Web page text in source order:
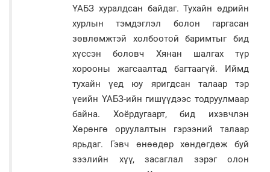
ҮАБЗ хуралдсан байдаг. Тухайн өдрийн
хурлын тэмдэглэл болон гаргасан
зөвлөмжтэй холбоотой баримтыг бид
хүссэн боловч Хянан шалгах түр
хорооны жагсаалтад багтаагүй. Иймд
тухайн үед юу яригдсан талаар тэр
үеийн ҮАБЗ-ийн гишүүдээс тодруулмаар
байна. Хоёрдугаарт, бид ихэвчлэн
Хөрөнгө оруулалтын гэрээний талаар
ярьдаг. Гэвч өнөөдөр хөндөгдөж буй
зээлийн хүү, засаглал зэрэг олон